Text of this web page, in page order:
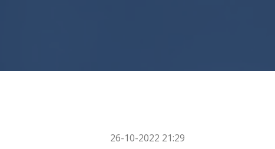
26-10-2022 21:29